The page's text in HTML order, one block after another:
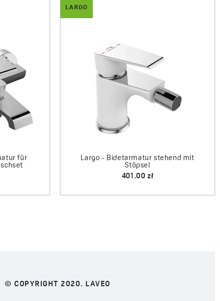
Abmessungen der
Material der Ausführung
der oberen Kopfbrause
Stahl
Material der Ausführung
der Duschsäule
Messing
Stahl
Kunststoff
Mit Armatur im Set
LARGO
575.00 zł
© COPYRIGHT 2020. LAVEO